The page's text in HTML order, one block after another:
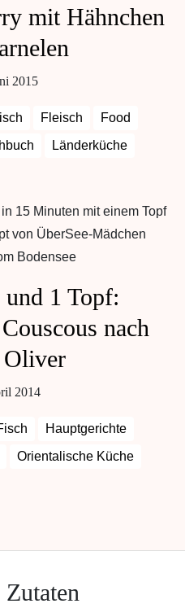
mit Hähnchen
2015
Fleisch
Food
Länderküche
1 Topf:
nach
Oliver
2014
Hauptgerichte
Orientalische Küche